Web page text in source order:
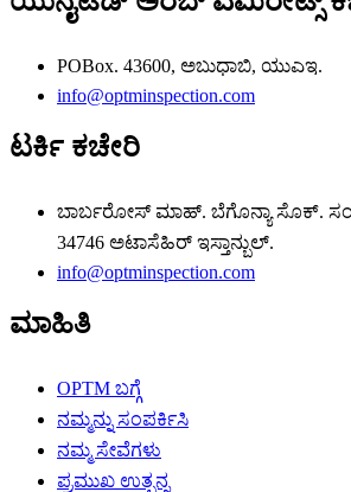
POBox. 43600, ಅಬುಧಾಬಿ, ಯುಎಇ.
info@optminspection.com
ಟರ್ಕಿ ಕಚೇರಿ
ಬಾರ್ಬರೋಸ್ ಮಾಹ್. ಬೆಗೊನ್ಯಾ ಸೊಕ್.
34746 ಅಟಾಸೆಹಿರ್ ಇಸ್ತಾನ್ಬುಲ್.
info@optminspection.com
ಮಾಹಿತಿ
OPTM ಬಗ್ಗೆ
ನಮ್ಮನ್ನು ಸಂಪರ್ಕಿಸಿ
ನಮ್ಮ ಸೇವೆಗಳು
ಪ್ರಮುಖ ಉತ್ಪನ್ನ